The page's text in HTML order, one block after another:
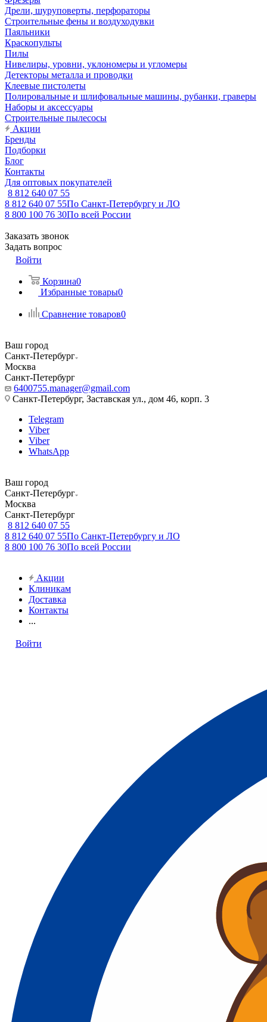
Дрели, шуруповерты, перфораторы
Строительные фены и воздуходувки
Паяльники
Краскопульты
Пилы
Нивелиры, уровни, уклономеры и угломеры
Детекторы металла и проводки
Клеевые пистолеты
Полировальные и шлифовальные машины, рубанки, граверы
Наборы и аксессуары
Строительные пылесосы
Акции
Бренды
Подборки
Блог
Контакты
Для оптовых покупателей
8 812 640 07 55
8 812 640 07 55По Санкт-Петербургу и ЛО
8 800 100 76 30По всей России
Заказать звонок
Задать вопрос
Войти
Корзина0
Избранные товары0
Сравнение товаров0
Ваш город
Санкт-Петербург
Москва
Санкт-Петербург
6400755.manager@gmail.com
Санкт-Петербург, Заставская ул., дом 46, корп. 3
Telegram
Viber
Viber
WhatsApp
Ваш город
Санкт-Петербург
Москва
Санкт-Петербург
8 812 640 07 55
8 812 640 07 55По Санкт-Петербургу и ЛО
8 800 100 76 30По всей России
Акции
Клиникам
Доставка
Контакты
...
Войти